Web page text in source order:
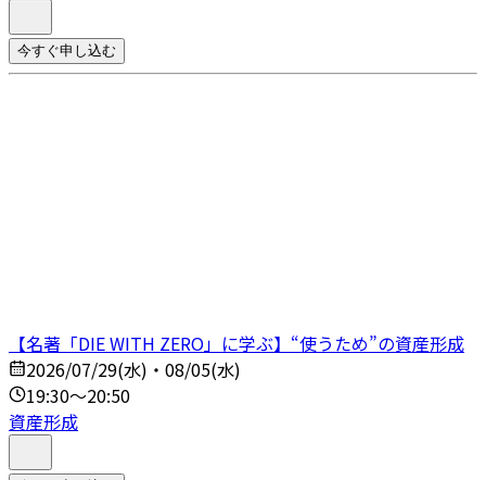
今すぐ申し込む
【名著「DIE WITH ZERO」に学ぶ】“使うため”の資産形成
2026/07/29(水)・08/05(水)
19:30～20:50
資産形成